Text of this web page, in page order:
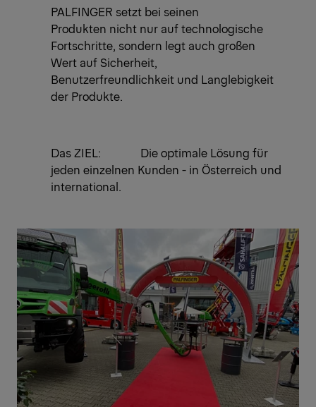
PALFINGER setzt bei seinen
Produkten nicht nur auf technologische
Fortschritte, sondern legt auch großen
Wert auf Sicherheit,
Benutzerfreundlichkeit und Langlebigkeit
der Produkte.
Das ZIEL: Die optimale Lösung für
jeden einzelnen Kunden - in Österreich und
international.